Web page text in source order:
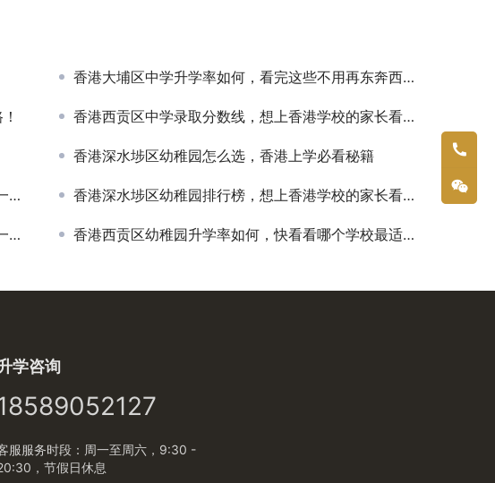
香港大埔区中学升学率如何，看完这些不用再东奔西走查资料了
香港西贡区中学录取分数线，想上香港学校的家长看过来吧！
香港深水埗区幼稚园怎么选，香港上学必看秘籍
香港深水埗区幼稚园排行榜，想上香港学校的家长看过来吧！
香港西贡区幼稚园升学率如何，快看看哪个学校最适合你的孩子
学咨询
服服务时段：周一至周六，9:30 -
，节假日休息